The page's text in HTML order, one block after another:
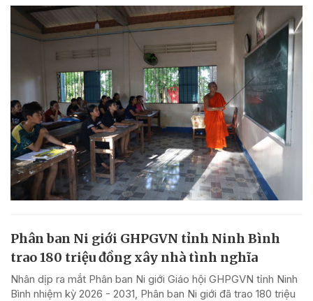
Phân ban Ni giới GHPGVN tỉnh Ninh Bình
trao 180 triệu đồng xây nhà tình nghĩa
Nhân dịp ra mắt Phân ban Ni giới Giáo hội GHPGVN tỉnh Ninh
Bình nhiệm kỳ 2026 - 2031, Phân ban Ni giới đã trao 180 triệu